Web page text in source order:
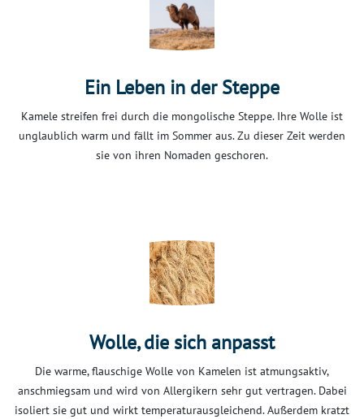
Ein Leben in der Steppe
Kamele streifen frei durch die mongolische Steppe. Ihre Wolle ist
unglaublich warm und fällt im Sommer aus. Zu dieser Zeit werden
sie von ihren Nomaden geschoren.
Wolle, die sich anpasst
Die warme, flauschige Wolle von Kamelen ist atmungsaktiv,
anschmiegsam und wird von Allergikern sehr gut vertragen. Dabei
isoliert sie gut und wirkt temperaturausgleichend. Außerdem kratzt